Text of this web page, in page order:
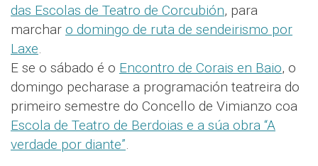
das Escolas de Teatro de Corcubión, para
marchar o domingo de ruta de sendeirismo por
Laxe.
E se o sábado é o Encontro de Corais en Baio, o
domingo pecharase a programación teatreira do
primeiro semestre do Concello de Vimianzo coa
Escola de Teatro de Berdoias e a súa obra “A
verdade por diante”.